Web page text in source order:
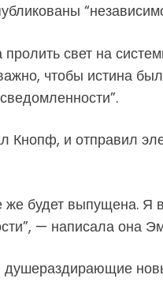
свет на
чтобы истина
и отправил
будет выпущена. Я
— написала она
душераздирающие